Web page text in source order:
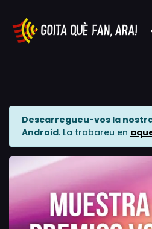
Descarregueu-vos la
Android. La trobareu en